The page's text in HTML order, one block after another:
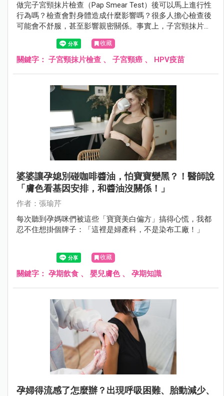
做完子宮頸抹片檢查（Pap Smear Test）後可以馬上進行性
行為嗎？檢查會對身體造成什麼影響嗎？很多人擔心檢查後
可能會不舒服，甚至影響親密關係。事實上，子宮頸抹片雖
然是常規篩檢，但仍可能讓子宮頸變得敏感，甚至有輕微出
血。檢查後應該休息多久？需要特別注意什麼？
收藏
關鍵字： 子宮頸抹片檢查 、 子宮頸癌 、 HPV疫苗
婆婆讓孕媳別碰咖啡醬油，怕寶寶變黑？！醫師說
「膚色看基因安排，和醬油沒關係！」
作者：張瑜芹
每次聽到孕媽咪們被這些「寶寶美白偏方」搞得心慌，我都
忍不住想掛個牌子：「這裡是婦產科，不是染布工廠！」
收藏
關鍵字： 孕期飲食 、 嬰兒膚色、 孕期知識
孕婦得流感了怎麼辦？出現呼吸困難、胎動減少、